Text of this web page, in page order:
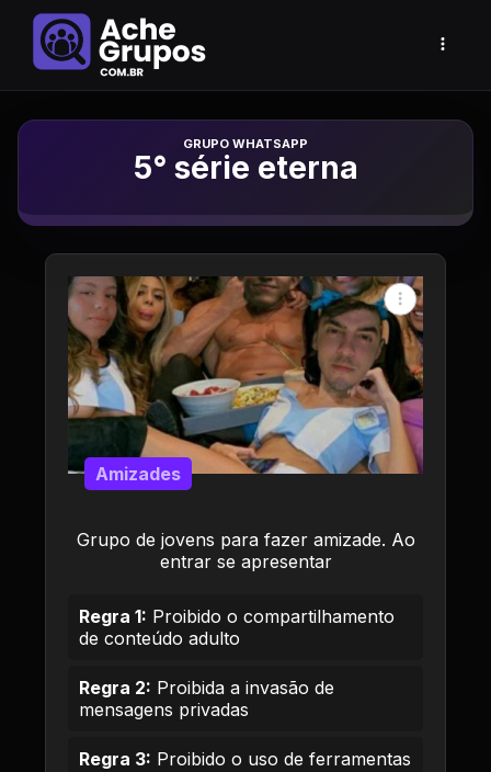
Grupo de Whatsapp
5° série eterna
Grupo de jovens para fazer amizade. Ao
entrar se apresentar
Amizades
Regra 1: Proibido o compartilhamento
de conteúdo adulto
Regra 2: Proibida a invasão de
mensagens privadas
Regra 3: Proibido o uso de ferramentas